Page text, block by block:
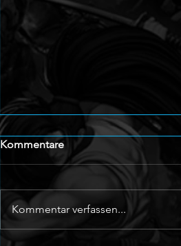
Kommentare
Kommentar verfassen...